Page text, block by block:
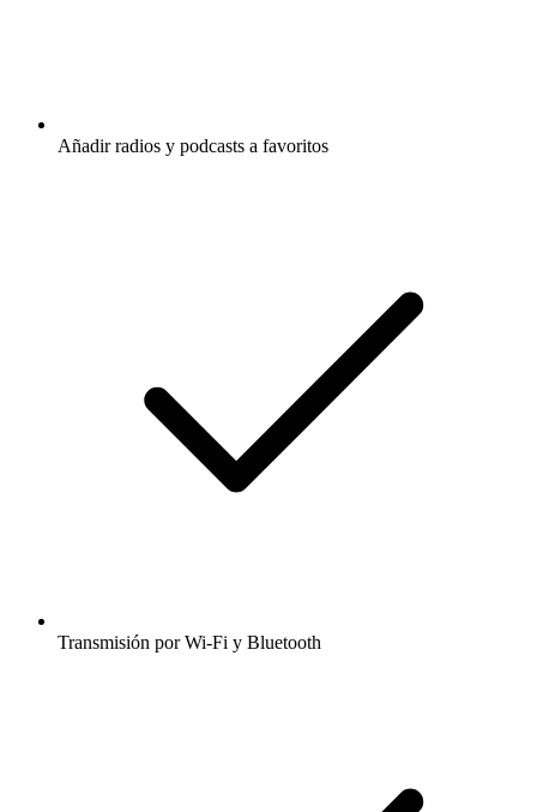
Añadir radios y podcasts a favoritos
Transmisión por Wi-Fi y Bluetooth